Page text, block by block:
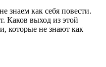
как себя повести.
Каков выход из этой
которые не знают как